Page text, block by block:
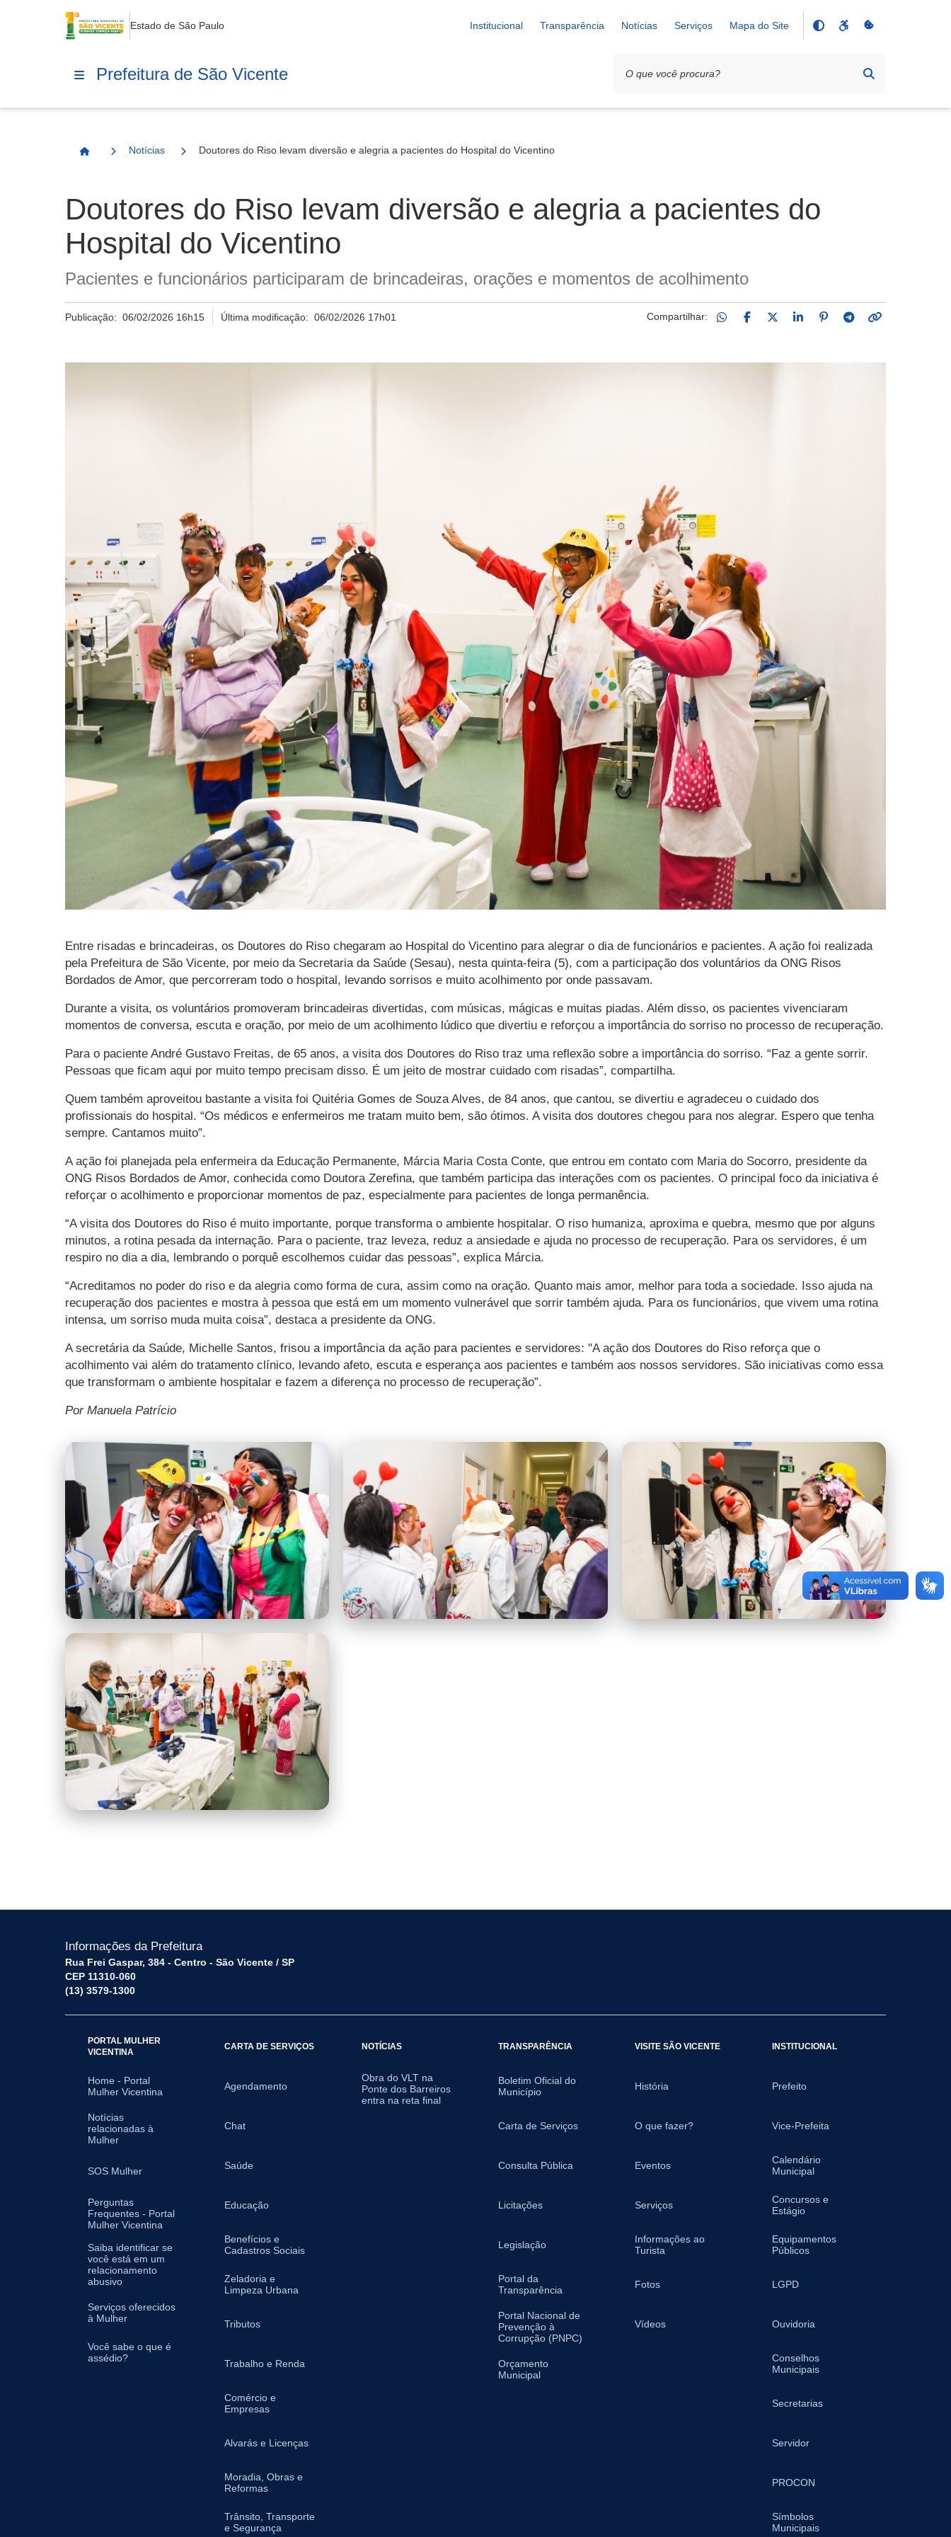
Estado de São Paulo Institucional Transparência Notícias Serviços Mapa do Site
Prefeitura de São Vicente
Página Inicial
Notícias Doutores do Riso levam diversão e alegria a pacientes do Hospital do Vicentino
Doutores do Riso levam diversão e alegria a pacientes do
Hospital do Vicentino
Pacientes e funcionários participaram de brincadeiras, orações e momentos de acolhimento
Publicação: 06/02/2026 16h15 Última modificação:06/02/2026 17h01 Compartilhar:
Entre risadas e brincadeiras, os Doutores do Riso chegaram ao Hospital do Vicentino para alegrar o dia de funcionários e pacientes. A ação foi realizada
pela Prefeitura de São Vicente, por meio da Secretaria da Saúde (Sesau), nesta quinta-feira (5), com a participação dos voluntários da ONG Risos
Bordados de Amor, que percorreram todo o hospital, levando sorrisos e muito acolhimento por onde passavam.
Durante a visita, os voluntários promoveram brincadeiras divertidas, com músicas, mágicas e muitas piadas. Além disso, os pacientes vivenciaram
momentos de conversa, escuta e oração, por meio de um acolhimento lúdico que divertiu e reforçou a importância do sorriso no processo de recuperação.
Para o paciente André Gustavo Freitas, de 65 anos, a visita dos Doutores do Riso traz uma reflexão sobre a importância do sorriso. “Faz a gente sorrir.
Pessoas que ficam aqui por muito tempo precisam disso. É um jeito de mostrar cuidado com risadas”, compartilha.
Quem também aproveitou bastante a visita foi Quitéria Gomes de Souza Alves, de 84 anos, que cantou, se divertiu e agradeceu o cuidado dos
profissionais do hospital. “Os médicos e enfermeiros me tratam muito bem, são ótimos. A visita dos doutores chegou para nos alegrar. Espero que tenha
sempre. Cantamos muito”.
A ação foi planejada pela enfermeira da Educação Permanente, Márcia Maria Costa Conte, que entrou em contato com Maria do Socorro, presidente da
ONG Risos Bordados de Amor, conhecida como Doutora Zerefina, que também participa das interações com os pacientes. O principal foco da iniciativa é
reforçar o acolhimento e proporcionar momentos de paz, especialmente para pacientes de longa permanência.
“A visita dos Doutores do Riso é muito importante, porque transforma o ambiente hospitalar. O riso humaniza, aproxima e quebra, mesmo que por alguns
minutos, a rotina pesada da internação. Para o paciente, traz leveza, reduz a ansiedade e ajuda no processo de recuperação. Para os servidores, é um
respiro no dia a dia, lembrando o porquê escolhemos cuidar das pessoas”, explica Márcia.
“Acreditamos no poder do riso e da alegria como forma de cura, assim como na oração. Quanto mais amor, melhor para toda a sociedade. Isso ajuda na
recuperação dos pacientes e mostra à pessoa que está em um momento vulnerável que sorrir também ajuda. Para os funcionários, que vivem uma rotina
intensa, um sorriso muda muita coisa”, destaca a presidente da ONG.
A secretária da Saúde, Michelle Santos, frisou a importância da ação para pacientes e servidores: "A ação dos Doutores do Riso reforça que o
acolhimento vai além do tratamento clínico, levando afeto, escuta e esperança aos pacientes e também aos nossos servidores. São iniciativas como essa
que transformam o ambiente hospitalar e fazem a diferença no processo de recuperação”.
Por Manuela Patrício
1.jpeg
Informações da Prefeitura
Rua Frei Gaspar, 384 - Centro - São Vicente / SP
CEP 11310-060
(13) 3579-1300
PORTAL MULHER
VICENTINA
Home - Portal
Mulher Vicentina
Notícias
relacionadas à
Mulher
SOS Mulher
Perguntas
Frequentes - Portal
Mulher Vicentina
Saiba identificar se
você está em um
relacionamento
abusivo
Serviços oferecidos
à Mulher
Você sabe o que é
assédio?
CARTA DE SERVIÇOS
Agendamento
Chat
Saúde
Educação
Benefícios e
Cadastros Sociais
Zeladoria e
Limpeza Urbana
Tributos
Trabalho e Renda
Comércio e
Empresas
Alvarás e Licenças
Moradia, Obras e
Reformas
Trânsito, Transporte
e Segurança
NOTÍCIAS
Obra do VLT na
Ponte dos Barreiros
entra na reta final
TRANSPARÊNCIA
Boletim Oficial do
Município
Carta de Serviços
Consulta Pública
Licitações
Legislação
Portal da
Transparência
Portal Nacional de
Prevenção à
Corrupção (PNPC)
Orçamento
Municipal
VISITE SÃO VICENTE
História
O que fazer?
Eventos
Serviços
Informações ao
Turista
Fotos
Vídeos
INSTITUCIONAL
Prefeito
Vice-Prefeita
Calendário
Municipal
Concursos e
Estágio
Equipamentos
Públicos
LGPD
Ouvidoria
Conselhos
Municipais
Secretarias
Servidor
PROCON
Símbolos
Municipais